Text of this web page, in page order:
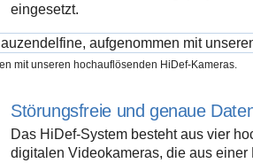
eingesetzt.
mit unseren hochauflösenden HiDef-Kameras.
Störungsfreie und genaue
Das HiDef-System besteht aus vier
digitalen Videokameras, die aus einer